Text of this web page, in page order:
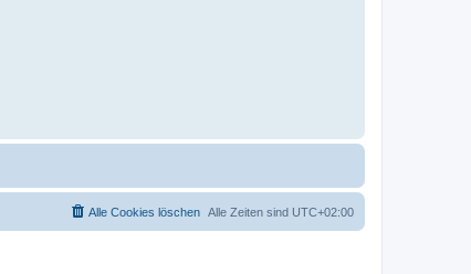
Alle Zeiten sind UTC+02:00
Alle Cookies löschen